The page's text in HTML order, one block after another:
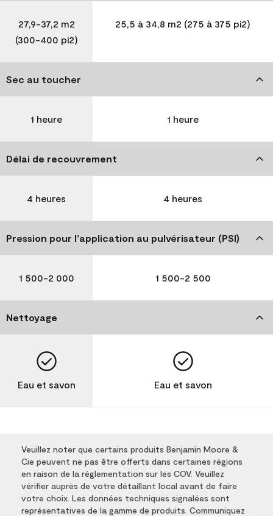
27,9-37,2 m2
(300-400 pi2)
25,5 à 34,8 m2 (275 à 375 pi2)
Sec au toucher
1 heure 1 heure
Délai de recouvrement
4 heures 4 heures
Pression pour l’application au pulvérisateur (PSI)
1 500-2 000 1 500-2 500
Nettoyage
Eau et savon Eau et savon
Veuillez noter que certains produits Benjamin Moore &
Cie peuvent ne pas être offerts dans certaines régions
en raison de la réglementation sur les COV. Veuillez
vérifier auprès de votre détaillant local avant de faire
votre choix. Les données techniques signalées sont
représentatives de la gamme de produits. Communiquez